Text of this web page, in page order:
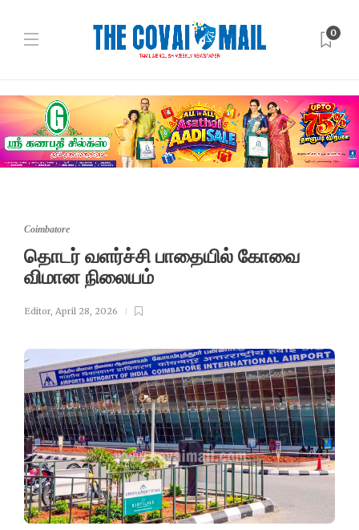
0
Coimbatore
தொடர் வளர்ச்சி பாதையில் கோவை
விமான நிலையம்
Editor, April 28, 2026